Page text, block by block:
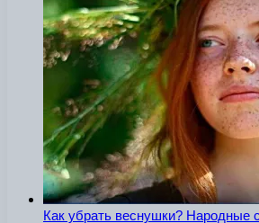
Как убрать веснушки? Народные